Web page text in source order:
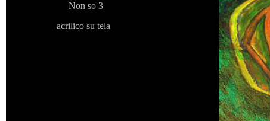
Non so 3
acrilico su tela